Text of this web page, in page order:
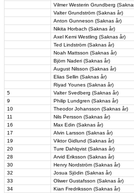
Vilmer Westerin Grundberg
Valter Grundström (Saknas år)
Anton Gunneson (Saknas år)
Nikita Horbach (Saknas år)
Axel Kemi Westling (Saknas år)
Ted Lindström (Saknas år)
Noah Mattsson (Saknas år)
Björn Naderi (Saknas år)
August Nilsson (Saknas år)
Elias Sellin (Saknas år)
Riyad Younes (Saknas år)
5
Valter Svedberg (Saknas år)
9
Philip Lundgren (Saknas år)
10
Theodor Johansson (Saknas år)
11
Nils Persson (Saknas år)
16
Max Edin (Saknas år)
17
Alvin Larsson (Saknas år)
19
Viktor Gidlund (Saknas år)
20
Ture Dahlqvist (Saknas år)
28
Arvid Eriksson (Saknas år)
30
Henry Nordström (Saknas år)
32
Josua Sjödin (Saknas år)
33
Oliwer Gustafsson (Saknas år)
34
Kian Fredriksson (Saknas år)